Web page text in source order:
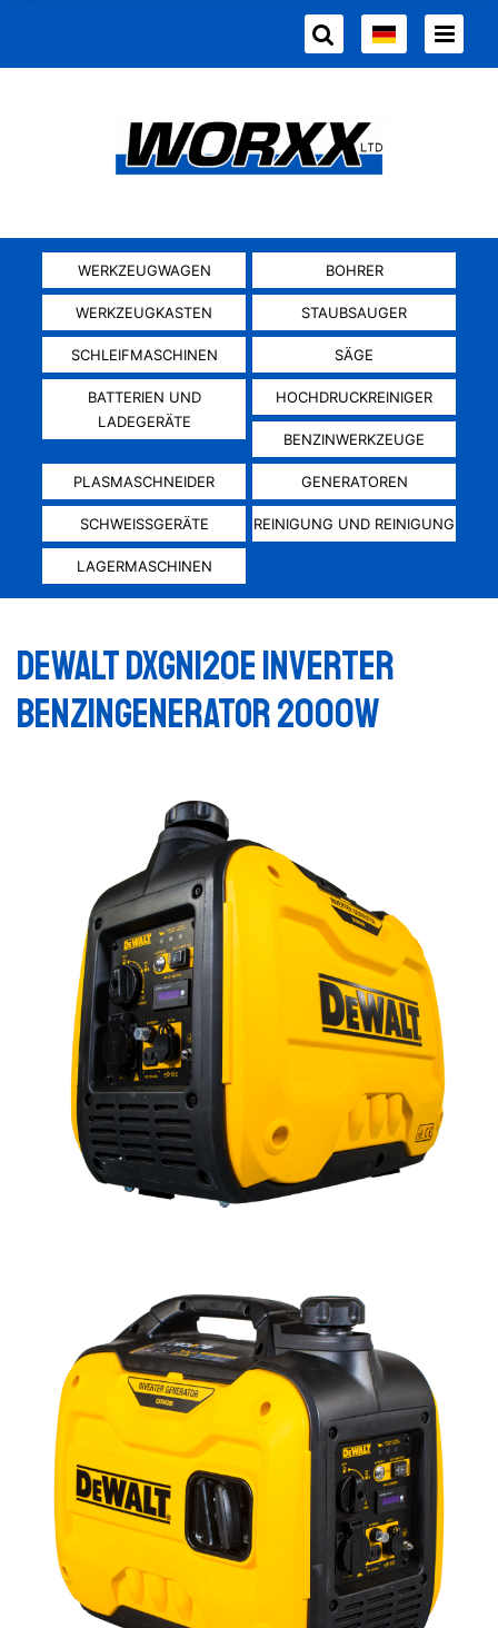
WERKZEUGWAGEN BOHRER
WERKZEUGKASTEN STAUBSAUGER
SCHLEIFMASCHINEN SÄGE
BATTERIEN UND
LADEGERÄTE
HOCHDRUCKREINIGER
BENZINWERKZEUGE
PLASMASCHNEIDER GENERATOREN
SCHWEISSGERÄTE REINIGUNG UND REINIGUNG
LAGERMASCHINEN
DEWALT DXGNI20E INVERTER
BENZINGENERATOR 2000W